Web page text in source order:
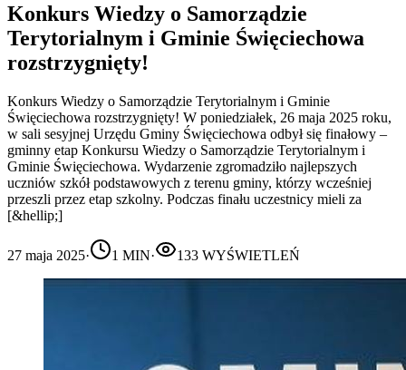
Konkurs Wiedzy o Samorządzie
Terytorialnym i Gminie Święciechowa
rozstrzygnięty!
Konkurs Wiedzy o Samorządzie Terytorialnym i Gminie
Święciechowa rozstrzygnięty! W poniedziałek, 26 maja 2025 roku,
w sali sesyjnej Urzędu Gminy Święciechowa odbył się finałowy –
gminny etap Konkursu Wiedzy o Samorządzie Terytorialnym i
Gminie Święciechowa. Wydarzenie zgromadziło najlepszych
uczniów szkół podstawowych z terenu gminy, którzy wcześniej
przeszli przez etap szkolny. Podczas finału uczestnicy mieli za
[&hellip;]
27 maja 2025· 1 MIN· 133 WYŚWIETLEŃ